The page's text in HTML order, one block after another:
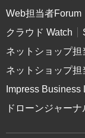
Web担当者Forum
クラウド Watch
ネットショップ担
ネットショップ
Impress Business
ドローンジャーナ